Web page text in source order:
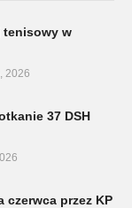
tenisowy w
2026
37 DSH
czerwca przez KP